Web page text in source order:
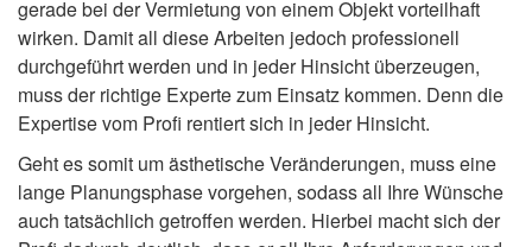
gerade bei der Vermietung von einem Objekt vorteilhaft
wirken. Damit all diese Arbeiten jedoch professionell
durchgeführt werden und in jeder Hinsicht überzeugen,
muss der richtige Experte zum Einsatz kommen. Denn die
Expertise vom Profi rentiert sich in jeder Hinsicht.
Geht es somit um ästhetische Veränderungen, muss eine
lange Planungsphase vorgehen, sodass all Ihre Wünsche
auch tatsächlich getroffen werden. Hierbei macht sich der